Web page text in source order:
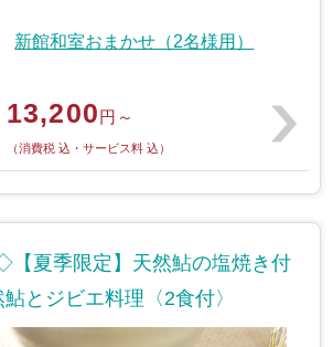
新館和室おまかせ（2名様用）
13,200円～
（消費税 込・サービス料 込）
夏季限定】天然鮎の塩焼き付
とジビエ料理〈2食付〉